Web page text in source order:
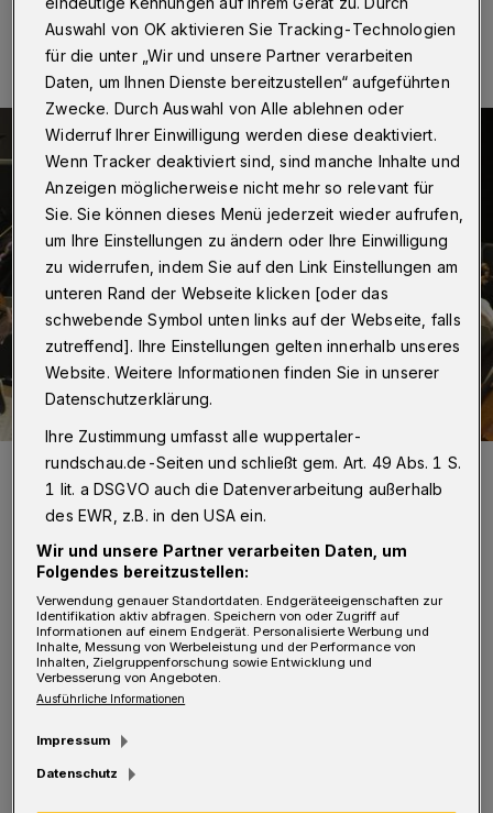
04.02.2015 , 14:58 Uhr Eine Minute Lesezeit
Das jecke Sinfonieorchester.
Foto: Sinfonieorchester
Mit Stolz über ein Konzert, mit dem so
manche Karnevalsstadt nicht aufwarten kann,
können sich die Wuppertaler auf einen Abend
Auswahl von OK aktivieren Sie Tracking-Technologien
für die unter „Wir und unsere Partner verarbeiten
Daten, um Ihnen Dienste bereitzustellen“ aufgeführten
Zwecke. Durch Auswahl von Alle ablehnen oder
Widerruf Ihrer Einwilligung werden diese deaktiviert.
Wenn Tracker deaktiviert sind, sind manche Inhalte und
Anzeigen möglicherweise nicht mehr so relevant für
Sie. Sie können dieses Menü jederzeit wieder aufrufen,
um Ihre Einstellungen zu ändern oder Ihre Einwilligung
zu widerrufen, indem Sie auf den Link Einstellungen am
unteren Rand der Webseite klicken [oder das
schwebende Symbol unten links auf der Webseite, falls
zutreffend]. Ihre Einstellungen gelten innerhalb unseres
Website. Weitere Informationen finden Sie in unserer
Datenschutzerklärung.
Ihre Zustimmung umfasst alle wuppertaler-
rundschau.de-Seiten und schließt gem. Art. 49 Abs. 1 S.
1 lit. a DSGVO auch die Datenverarbeitung außerhalb
des EWR, z.B. in den USA ein.
Wir und unsere Partner verarbeiten Daten, um
Folgendes bereitzustellen:
Verwendung genauer Standortdaten. Endgeräteeigenschaften zur
Identifikation aktiv abfragen. Speichern von oder Zugriff auf
Informationen auf einem Endgerät. Personalisierte Werbung und
Inhalte, Messung von Werbeleistung und der Performance von
Inhalten, Zielgruppenforschung sowie Entwicklung und
Verbesserung von Angeboten.
Ausführliche Informationen
Impressum
Datenschutz